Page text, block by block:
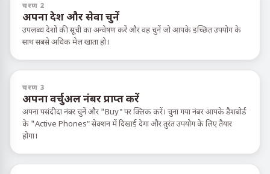
चरण 2
अपना देश और सेवा चुनें
उपलब्ध देशों की सूची का अन्वेषण करें और वह चुनें जो आपके इच्छित उपयोग के
साथ सबसे अधिक मेल खाता हो।
चरण 3
अपना वर्चुअल नंबर प्राप्त करें
अपना पसंदीदा नंबर चुनें और "Buy" पर क्लिक करें। चुना गया नंबर आपके डैशबोर्ड
के "Active Phones" सेक्शन में दिखाई देगा और तुरंत उपयोग के लिए तैयार
होगा।